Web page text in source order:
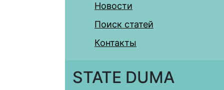
Новости
Поиск статей
Контакты
STATE DUMA